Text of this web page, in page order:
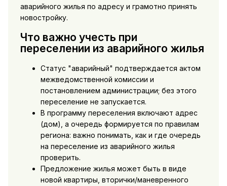
аварийного жилья по адресу и грамотно принять
новостройку.
Что важно учесть при
переселении из аварийного жилья
Статус "аварийный" подтверждается актом
межведомственной комиссии и
постановлением администрации; без этого
переселение не запускается.
В программу переселения включают адрес
(дом), а очередь формируется по правилам
региона: важно понимать, как и где очередь
на переселение из аварийного жилья
проверить.
Предложение жилья может быть в виде
новой квартиры, вторички/маневренного